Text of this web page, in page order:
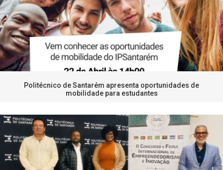
Politécnico de Santarém apresenta oportunidades de
mobilidade para estudantes